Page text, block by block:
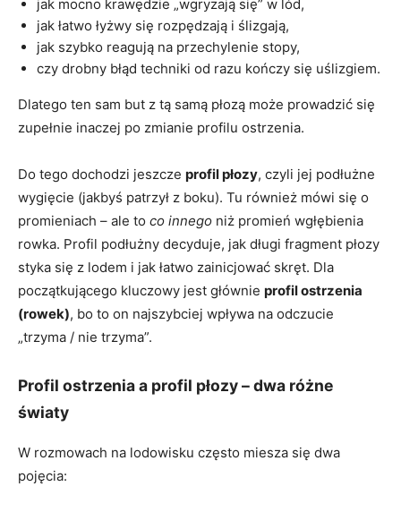
jak mocno krawędzie „wgryzają się” w lód,
jak łatwo łyżwy się rozpędzają i ślizgają,
jak szybko reagują na przechylenie stopy,
czy drobny błąd techniki od razu kończy się uślizgiem.
Dlatego ten sam but z tą samą płozą może prowadzić się
zupełnie inaczej po zmianie profilu ostrzenia.
Do tego dochodzi jeszcze profil płozy, czyli jej podłużne
wygięcie (jakbyś patrzył z boku). Tu również mówi się o
promieniach – ale to co innego niż promień wgłębienia
rowka. Profil podłużny decyduje, jak długi fragment płozy
styka się z lodem i jak łatwo zainicjować skręt. Dla
początkującego kluczowy jest głównie profil ostrzenia
(rowek), bo to on najszybciej wpływa na odczucie
„trzyma / nie trzyma”.
Profil ostrzenia a profil płozy – dwa różne
światy
W rozmowach na lodowisku często miesza się dwa
pojęcia: